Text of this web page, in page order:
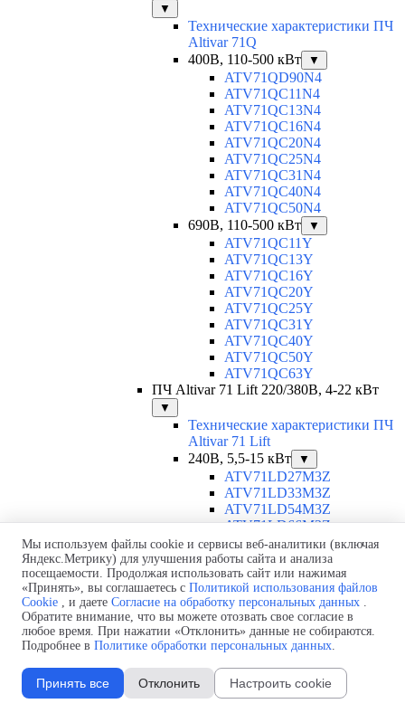
▼
Технические характеристики ПЧ
Altivar 71Q
400В, 110-500 кВт
▼
ATV71QD90N4
ATV71QC11N4
ATV71QC13N4
ATV71QC16N4
ATV71QC20N4
ATV71QC25N4
ATV71QC31N4
ATV71QC40N4
ATV71QC50N4
690В, 110-500 кВт
▼
ATV71QC11Y
ATV71QC13Y
ATV71QC16Y
ATV71QC20Y
ATV71QC25Y
ATV71QC31Y
ATV71QC40Y
ATV71QC50Y
ATV71QC63Y
ПЧ Altivar 71 Lift 220/380В, 4-22 кВт
▼
Технические характеристики ПЧ
Altivar 71 Lift
240В, 5,5-15 кВт
▼
ATV71LD27M3Z
ATV71LD33M3Z
ATV71LD54M3Z
ATV71LD66M3Z
480В, 4-22 кВт ▼
ATV71LD10N4Z
ATV71LD14N4Z
ATV71LD17N4Z
ATV71LD27N4Z
ATV71LD33N4Z
ATV71LD48N4Z
ПЧ Altivar Easy 310 380В, 0,37-11 кВт
ПЧ Altivar Easy 610 380В, 0,75-160 кВт
Мы используем файлы cookie и сервисы веб-аналитики (включая
Яндекс.Метрику) для улучшения работы сайта и анализа
посещаемости. Продолжая использовать сайт или нажимая
«Принять», вы соглашаетесь с Политикой использования файлов
Cookie , и даете Согласие на обработку персональных данных .
Обратите внимание, что вы можете отозвать свое согласие в
любое время. При нажатии «Отклонить» данные не собираются.
Подробнее в Политике обработки персональных данных.
Принять все Отклонить Настроить cookie